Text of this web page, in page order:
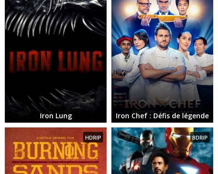
Iron Lung Iron Chef : Défis de légende
HDRIP BDRIP